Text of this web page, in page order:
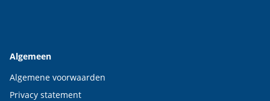
Algemeen
Algemene voorwaarden
Privacy statement